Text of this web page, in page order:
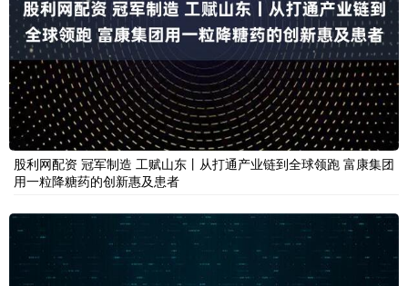
股利网配资 冠军制造 工赋山东丨从打通产业链到全球领跑 富康集团
用一粒降糖药的创新惠及患者